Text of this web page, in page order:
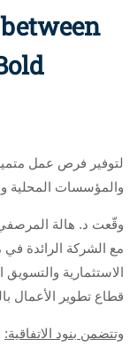
لتوفير فرص عمل
والمؤسسات المحلية
وقّعت د. هالة
مع الشركة الرائدة في
الاستثمارية
قطاع تطوير الأعمال
:وتتضمن بنود الاتفاقية